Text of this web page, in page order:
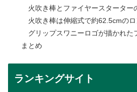
火吹き棒とファイヤースターター
火吹き棒は伸縮式で約62.5cmの
グリップスワニーロゴが描かれた
まとめ
ランキングサイト